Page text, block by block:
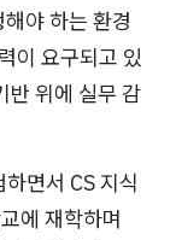
야 하는 환경
이 요구되고 있
반 위에 실무 감
면서 CS 지식
에 재학하며